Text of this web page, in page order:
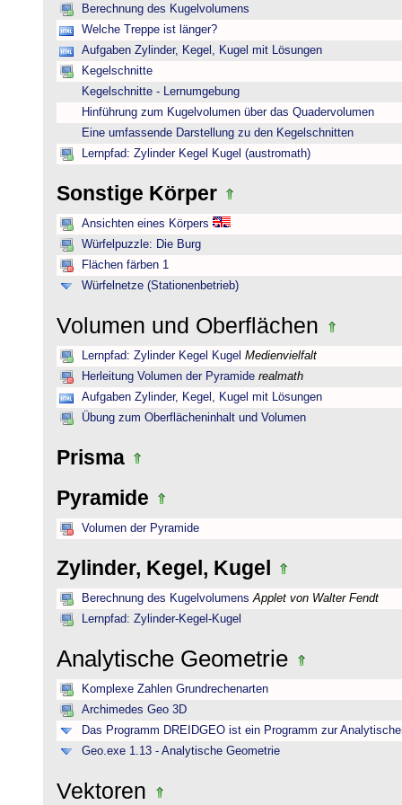
Berechnung des Kugelvolumens
Welche Treppe ist länger?
Aufgaben Zylinder, Kegel, Kugel mit Lösungen
Kegelschnitte
Kegelschnitte - Lernumgebung
Hinführung zum Kugelvolumen über das Quadervolumen
Eine umfassende Darstellung zu den Kegelschnitten
Lernpfad: Zylinder Kegel Kugel (austromath)
Sonstige Körper
Ansichten eines Körpers
Würfelpuzzle: Die Burg
Flächen färben 1
Würfelnetze (Stationenbetrieb)
Volumen und Oberflächen
Lernpfad: Zylinder Kegel Kugel Medienvielfalt
Herleitung Volumen der Pyramide realmath
Aufgaben Zylinder, Kegel, Kugel mit Lösungen
Übung zum Oberflächeninhalt und Volumen
Prisma
Pyramide
Volumen der Pyramide
Zylinder, Kegel, Kugel
Berechnung des Kugelvolumens Applet von Walter Fendt
Lernpfad: Zylinder-Kegel-Kugel
Analytische Geometrie
Komplexe Zahlen Grundrechenarten
Archimedes Geo 3D
Das Programm DREIDGEO ist ein Programm zur
Geo.exe 1.13 - Analytische Geometrie
Vektoren